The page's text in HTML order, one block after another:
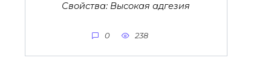
Свойства: Высокая адгезия
0 238